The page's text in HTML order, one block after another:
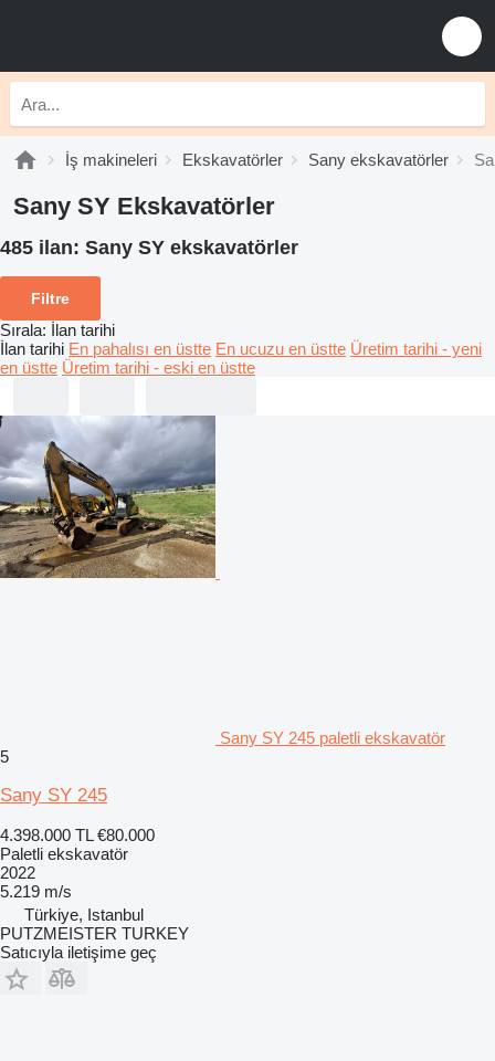
İş makineleri Ekskavatörler Sany ekskavatörler
Sany SY Ekskavatörler
485 ilan: Sany SY ekskavatörler
Filtre
Sırala: İlan tarihi
İlan tarihi En pahalısı en üstte En ucuzu en üstte Üretim tarihi - yeni
en üstte Üretim tarihi - eski en üstte
Sany SY 245 paletli ekskavatör
5
Sany SY 245
4.398.000 TL €80.000
Paletli ekskavatör
2022
5.219 m/s
Türkiye, Istanbul
PUTZMEISTER TURKEY
Satıcıyla iletişime geç